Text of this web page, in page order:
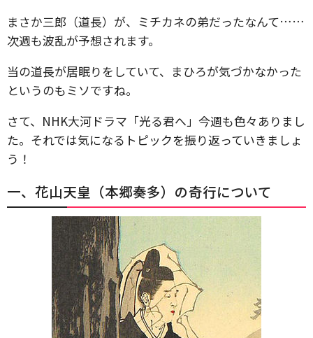
まさか三郎（道長）が、ミチカネの弟だったなんて……
次週も波乱が予想されます。
当の道長が居眠りをしていて、まひろが気づかなかった
というのもミソですね。
さて、NHK大河ドラマ「光る君へ」今週も色々ありまし
た。それでは気になるトピックを振り返っていきましょ
う！
一、花山天皇（本郷奏多）の奇行について